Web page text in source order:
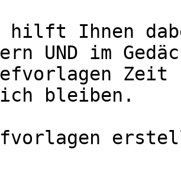
hilft Ihnen
UND im
Zeit
bleiben.